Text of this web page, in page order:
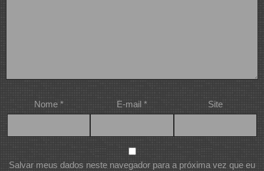
Nome * E-mail * Site
Salvar meus dados neste navegador para a próxima vez que eu